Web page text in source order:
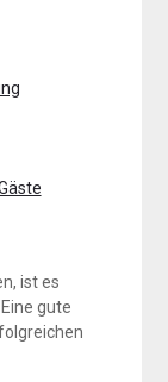
ist es
gute